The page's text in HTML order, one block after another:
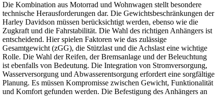
Die Kombination aus Motorrad und Wohnwagen stellt besondere
technische Herausforderungen dar. Die Gewichtsbeschränkungen der
Harley Davidson müssen berücksichtigt werden, ebenso wie die
Zugkraft und die Fahrstabilität. Die Wahl des richtigen Anhängers ist
entscheidend. Hier spielen Faktoren wie das zulässige
Gesamtgewicht (zGG), die Stützlast und die Achslast eine wichtige
Rolle. Die Wahl der Reifen, der Bremsanlage und der Beleuchtung
ist ebenfalls von Bedeutung. Die Integration von Stromversorgung,
Wasserversorgung und Abwasserentsorgung erfordert eine sorgfältige
Planung. Es müssen Kompromisse zwischen Gewicht, Funktionalität
und Komfort gefunden werden. Die Befestigung des Anhängers an